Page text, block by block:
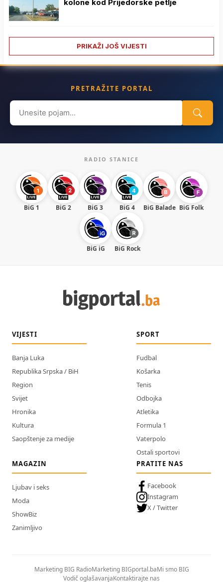
kolone kod Prijedorske petlje
PRIKAŽI JOŠ VIJESTI
PRETRAŽITE PORTAL
Search
for:
RADIO STANICE
BiG 1 BiG 2 BiG 3 BiG 4 BiG Balade BiG Folk
BiG iG BiG Rock
VIJESTI
Banja Luka
Republika Srpska / BiH
Region
Svijet
Hronika
Kultura
Saopštenje za medije
SPORT
Fudbal
Košarka
Tenis
Odbojka
Atletika
Formula 1
Vaterpolo
Ostali sportovi
MAGAZIN
Ljubav i seks
Moda
ShowBiz
Zanimljivo
PRATITE NAS
Facebook
Instagram
X / Twitter
Marketing BIG RadioMarketing BIGportal.baMi smo BIG
Vodič oglašavanjaKontaktirajte nas